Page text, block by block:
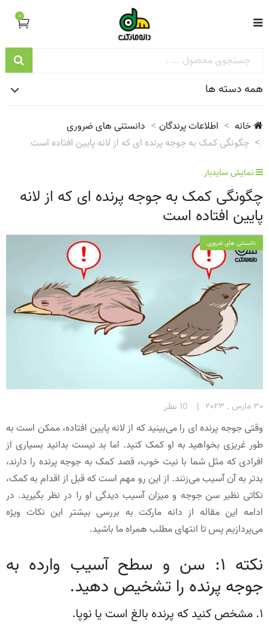
0
همه دسته ها
خانه اطلاعات پرندگان
دانستنی های ضروری
چگونگی کمک به جوجه پرنده ای که از لانه پایین افتاده است
نمایش سایدبار
چگونگی کمک به جوجه پرنده ای که از لانه
پایین افتاده است
دانستنی های ضروری
30 مارس , 2023 10 نظر
وقتی جوجه پرنده ای را می‌بینید که از لانه پایین افتاده، ممکن است به
طور غریزی بخواهید به او کمک کنید. اما بد نیست بدانید بسیاری از
افرادی که مثل شما با نیت خوب، قصد کمک به جوجه پرنده را دارند،
بدتر به آن آسیب می‌زنند. از این رو مهم است که قبل از اقدام به کمک،
نکاتی نظیر سن جوجه و میزان آسیب دیدگی او را در نظر بگیرید. در
ادامه این مقاله از دانه مارکت به بررسی بیشتر این نکات ویژه
می‌پردازیم پس تا انتهای مطلب همراه ما باشید.
نکته 1: سن و سطح آسیب وارده به
جوجه پرنده را تشخیص دهید.
1. مشخص کنید که پرنده بالغ است یا نوپا.